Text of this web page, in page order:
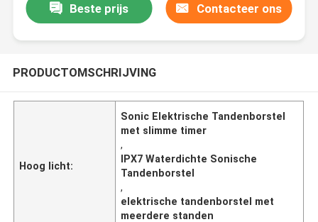
Beste prijs Contacteer ons
PRODUCTOMSCHRIJVING
Hoog licht:
Sonic Elektrische Tandenborstel
met slimme timer
,
IPX7 Waterdichte Sonische
Tandenborstel
,
elektrische tandenborstel met
meerdere standen